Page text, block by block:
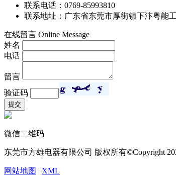
联系电话：0769-85993810
联系地址：广东省东莞市厚街镇下汴粤能
在线留言 Online Message
姓名
电话
留言
验证码
微信二维码
东莞市方雄电器有限公司 版权所有©Copyright
网站地图 | XML